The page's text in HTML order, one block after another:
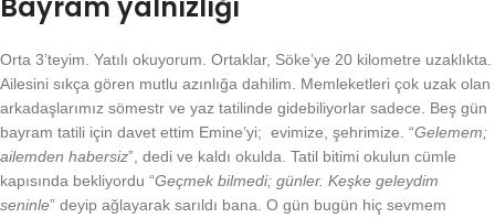
Orta 3’teyim. Yatılı okuyorum. Ortaklar, Söke’ye 20 kilometre uzaklıkta.
Ailesini sıkça gören mutlu azınlığa dahilim. Memleketleri çok uzak olan
arkadaşlarımız sömestr ve yaz tatilinde gidebiliyorlar sadece. Beş gün
bayram tatili için davet ettim Emine’yi; evimize, şehrimize. “Gelemem;
ailemden habersiz”, dedi ve kaldı okulda. Tatil bitimi okulun cümle
kapısında bekliyordu “Geçmek bilmedi; günler. Keşke geleydim
seninle” deyip ağlayarak sarıldı bana. O gün bugün hiç sevmem